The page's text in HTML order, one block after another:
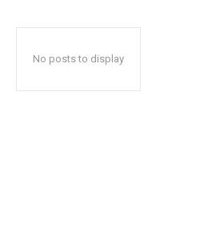
No posts to display